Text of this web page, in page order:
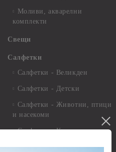
Моливи, акварелни
комплекти
Свещи
Салфетки
Салфетки - Великден
Салфетки - Детски
Салфетки - Животни, птици
и насекоми
Салфетки - Коледни и